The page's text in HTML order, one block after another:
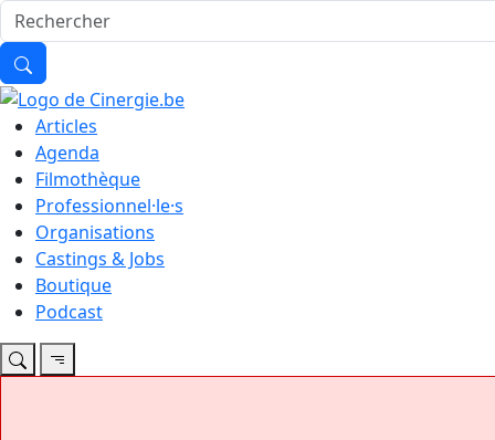
Articles
Agenda
Filmothèque
Professionnel·le·s
Organisations
Castings & Jobs
Boutique
Podcast